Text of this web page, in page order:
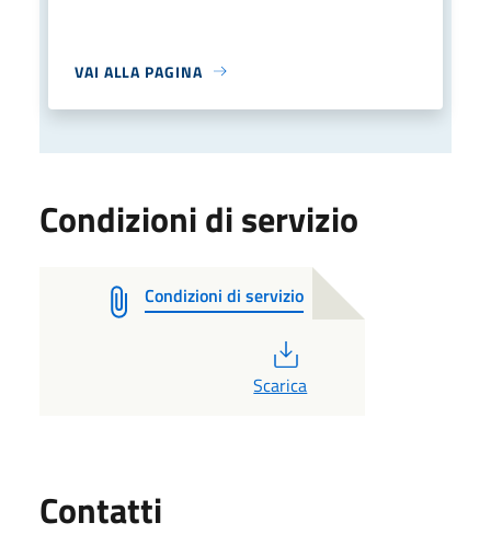
VAI ALLA PAGINA
Condizioni di servizio
Condizioni di servizio
Scarica
Contatti